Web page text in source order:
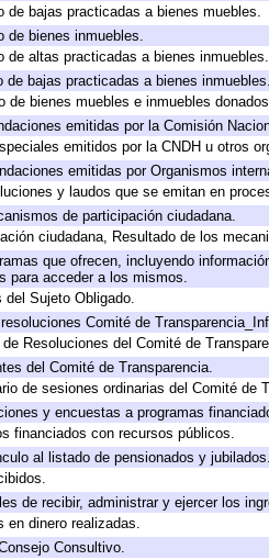
de bajas practicadas a bienes muebles.
de bienes inmuebles.
de altas practicadas a bienes inmuebles.
de bajas practicadas a bienes inmuebles.
de bienes muebles e inmuebles
emitidas por la Comisión
emitidos por la CNDH u otros
emitidas por Organismos
y laudos que se emitan en
de participación ciudadana.
ciudadana, Resultado de los
que ofrecen, incluyendo
para acceder a los mismos.
Sujeto Obligado.
Comité de
Resoluciones del Comité de
del Comité de Transparencia.
de sesiones ordinarias del Comité de
y encuestas a programas
financiados con recursos públicos.
al listado de pensionados y jubilados.
de recibir, administrar y ejercer los
en dinero realizadas.
Consultivo.